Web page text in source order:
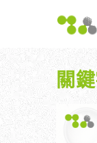
內
大奧獨
八大專
SEO
如何開
SEO
SEO
關